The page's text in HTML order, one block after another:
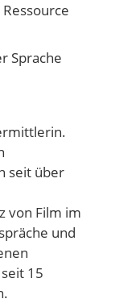
Sprache
seit über
von Film im
und
15